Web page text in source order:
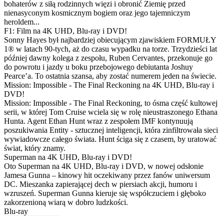
bohaterów z siłą rodzinnych więzi i obronić Ziemię przed
nienasyconym kosmicznym bogiem oraz jego tajemniczym
heroldem...
F1: Film na 4K UHD, Blu-ray i DVD!
Sonny Hayes był najbardziej obiecującym zjawiskiem FORMUŁY
1® w latach 90-tych, aż do czasu wypadku na torze. Trzydzieści lat
później dawny kolega z zespołu, Ruben Cervantes, przekonuje go
do powrotu i jazdy u boku przebojowego debiutanta Joshuy
Pearce’a. To ostatnia szansa, aby zostać numerem jeden na świecie.
Mission: Impossible - The Final Reckoning na 4K UHD, Blu-ray i
DVD!
Mission: Impossible - The Final Reckoning, to ósma część kultowej
serii, w której Tom Cruise wciela się w rolę nieustraszonego Ethana
Hunta. Agent Ethan Hunt wraz z zespołem IMF kontynuują
poszukiwania Entity - sztucznej inteligencji, która zinfiltrowała sieci
wywiadowcze całego świata. Hunt ściga się z czasem, by uratować
świat, który znamy.
Superman na 4K UHD, Blu-ray i DVD!
Oto Superman na 4K UHD, Blu-ray i DVD, w nowej odsłonie
Jamesa Gunna – kinowy hit oczekiwany przez fanów uniwersum
DC. Mieszanka zapierającej dech w piersiach akcji, humoru i
wzruszeń. Superman Gunna kieruje się współczuciem i głęboko
zakorzenioną wiarą w dobro ludzkości.
Blu-ray